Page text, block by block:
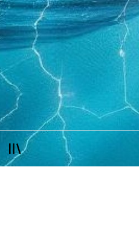
Skip
to
content